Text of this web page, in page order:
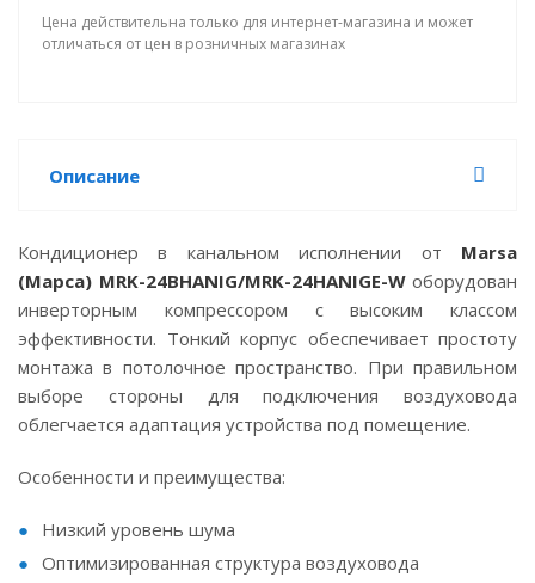
Цена действительна только для интернет-магазина и может
отличаться от цен в розничных магазинах
Описание
Кондиционер в канальном исполнении от Marsa
(Марса) MRK-24BHANIG/MRK-24HANIGE-W оборудован
инверторным компрессором с высоким классом
эффективности. Тонкий корпус обеспечивает простоту
монтажа в потолочное пространство. При правильном
выборе стороны для подключения воздуховода
облегчается адаптация устройства под помещение.
Особенности и преимущества:
Низкий уровень шума
Оптимизированная структура воздуховода